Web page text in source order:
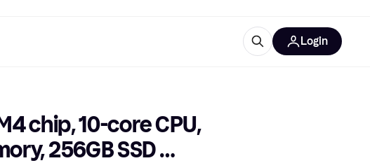
Login
chip, 10-core CPU,
256GB SSD